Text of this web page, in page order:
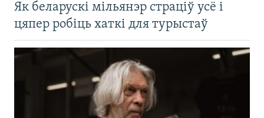
Як беларускі мільянэр страціў усё і
цяпер робіць хаткі для турыстаў